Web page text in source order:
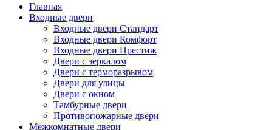
Главная
Входные двери
Входные двери Стандарт
Входные двери Комфорт
Входные двери Престиж
Двери с зеркалом
Двери с терморазрывом
Двери для улицы
Двери с окном
Тамбурные двери
Противопожарные двери
Межкомнатные двери